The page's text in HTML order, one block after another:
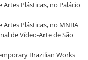
Artes Plásticas, no Palácio
Artes Plásticas, no MNBA
de Vídeo-Arte de São
Brazilian Works